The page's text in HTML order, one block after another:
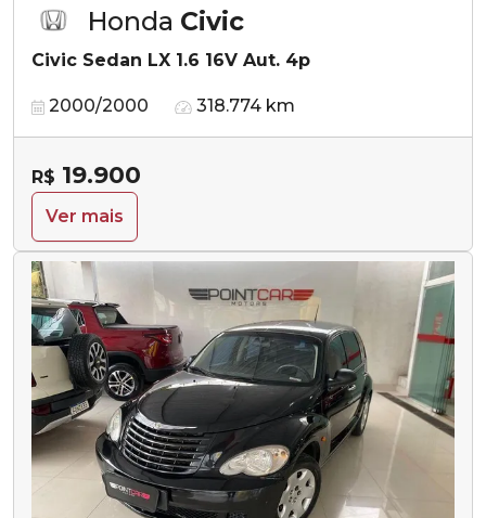
Honda Civic
Civic Sedan LX 1.6 16V Aut. 4p
2000/2000 318.774 km
R$ 19.900
Ver mais